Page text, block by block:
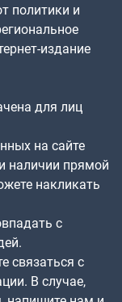
политики и
издание
для лиц
на сайте
наличии прямой
накликать
с
связаться с
В случае,